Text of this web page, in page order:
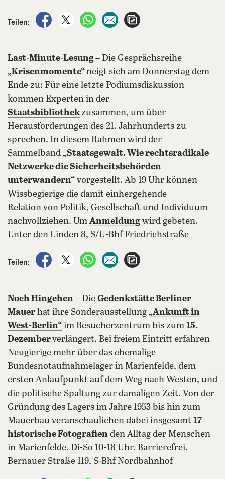
Teilen:
auf Facebook teilen
auf X teilenper WhatsApp teilen
per E-Mail teilen
Last-Minute-Lesung– Die Gesprächsreihe
„Krisenmomente“neigt sich am Donnerstag dem
Ende zu: Für eine letzte Podiumsdiskussion
kommen Experten in der
Staatsbibliothekzusammen, um über
Herausforderungen des 21. Jahrhunderts zu
sprechen. In diesem Rahmen wird der
Sammelband „Staatsgewalt. Wie rechtsradikale
Netzwerke die Sicherheitsbehörden
unterwandern“ vorgestellt. Ab 19 Uhr können
Wissbegierige die damit einhergehende
Relation von Politik, Gesellschaft und Individuum
nachvollziehen. Um Anmeldung wird gebeten.
Unter den Linden 8, S/U-Bhf Friedrichstraße
Teilen:
auf Facebook teilen
auf X teilenper WhatsApp teilen
per E-Mail teilen
Noch Hingehen – Die Gedenkstätte Berliner
Mauer hat ihre Sonderausstellung „Ankunft in
West-Berlin“ im Besucherzentrum bis zum 15.
Dezemberverlängert. Bei freiem Eintritt erfahren
Neugierige mehr über das ehemalige
Bundesnotaufnahmelager in Marienfelde, dem
ersten Anlaufpunkt auf dem Weg nach Westen, und
die politische Spaltung zur damaligen Zeit. Von der
Gründung des Lagers im Jahre 1953 bis hin zum
Mauerbau veranschaulichen dabei insgesamt 17
historische Fotografien den Alltag der Menschen
in Marienfelde. Di-So 10-18 Uhr. Barrierefrei.
Bernauer Straße 119, S-Bhf Nordbahnhof